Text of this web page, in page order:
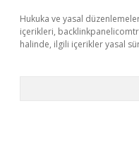
Hukuka ve yasal
içerikleri,
halinde, ilgili içerikler yasal